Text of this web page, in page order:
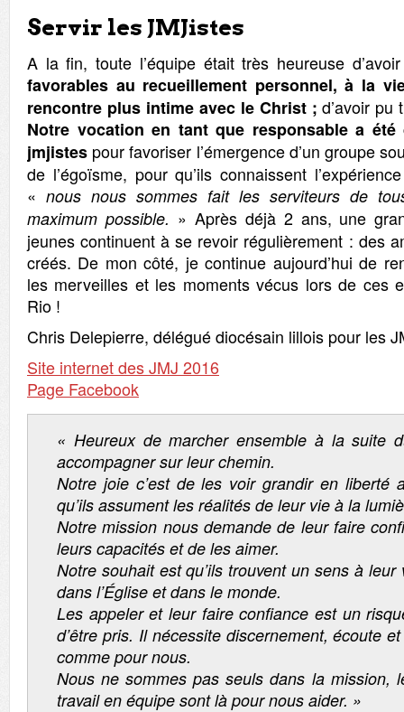
Servir les JMJistes
A la fin, toute l’équipe était très heureuse
favorables au recueillement personnel, à la
rencontre plus intime avec le Christ ;d’avoir pu
Notre vocation en tant que responsable a
jmjistes pour favoriser l’émergence d’un groupe
de l’égoïsme, pour qu’ils connaissent
« nous nous sommes fait les serviteurs de
maximum possible. » Après déjà 2 ans, une
jeunes continuent à se revoir régulièrement : des
créés. De mon côté, je continue aujourd’hui de
les merveilles et les moments vécus lors de ces
Rio !
Chris Delepierre, délégué diocésain lillois pour les
Site internet des JMJ 2016
Page Facebook
« Heureux de marcher ensemble à la suite
accompagner sur leur chemin.
Notre joie c’est de les voir grandir en liberté
qu’ils assument les réalités de leur vie à la
Notre mission nous demande de leur faire
leurs capacités et de les aimer.
Notre souhait est qu’ils trouvent un sens à
dans l’Église et dans le monde.
Les appeler et leur faire confiance est un
d’être pris. Il nécessite discernement, écoute
comme pour nous.
Nous ne sommes pas seuls dans la mission,
travail en équipe sont là pour nous aider. »